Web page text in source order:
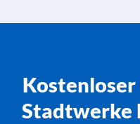
Stadtwerke